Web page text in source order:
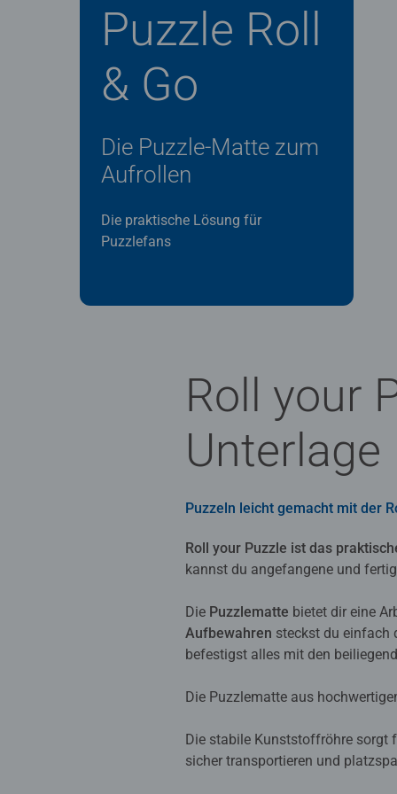
Puzzle Roll
& Go
Die Puzzle-Matte zum
Aufrollen
Die praktische Lösung für
Puzzlefans
Roll your
Unterlage
Puzzeln leicht gemacht mit der
Roll your Puzzle ist das
kannst du angefangene und
Die Puzzlematte bietet dir eine
Aufbewahren steckst du einfach
befestigst alles mit den
Die Puzzlematte aus
Die stabile Kunststoffröhre sorgt
sicher transportieren und